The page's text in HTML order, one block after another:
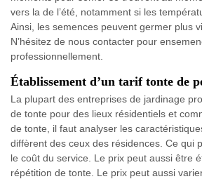
vers la de l’été, notamment si les
Ainsi, les semences peuvent germer plus
N’hésitez de nous contacter pour
professionnellement.
Établissement d’un tarif tonte de
La plupart des entreprises de jardinage
de tonte pour des lieux résidentiels et
de tonte, il faut analyser les
diffèrent des ceux des résidences. Ce qui
le coût du service. Le prix peut aussi être
répétition de tonte. Le prix peut aussi